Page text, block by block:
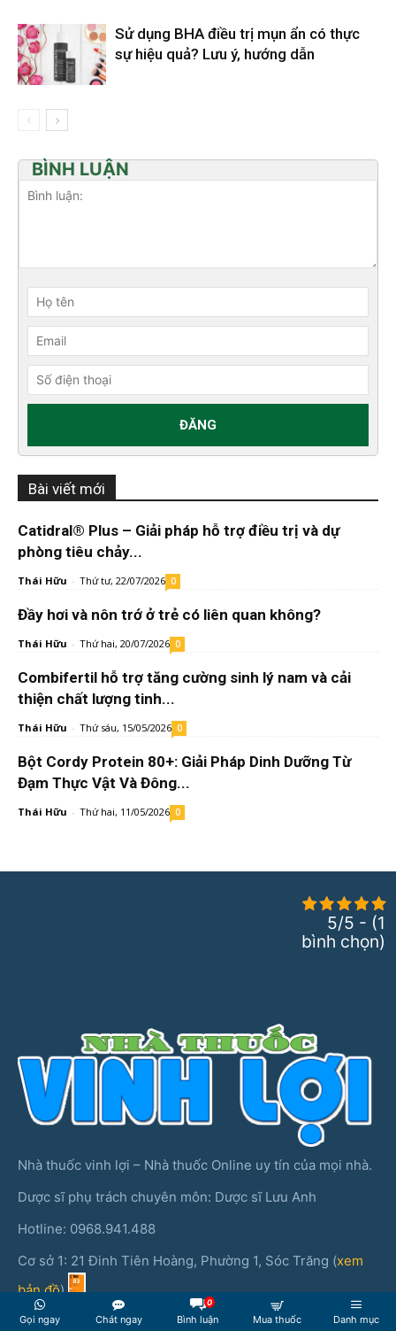
Sử dụng BHA điều trị mụn ẩn có thực
sự hiệu quả? Lưu ý, hướng dẫn
BÌNH LUẬN
Bài viết mới
Catidral® Plus – Giải pháp hỗ trợ điều trị và dự
phòng tiêu chảy...
Thái Hữu - Thứ tư, 22/07/2026 0
Đầy hơi và nôn trớ ở trẻ có liên quan không?
Thái Hữu - Thứ hai, 20/07/2026 0
Combifertil hỗ trợ tăng cường sinh lý nam và cải
thiện chất lượng tinh...
Thái Hữu - Thứ sáu, 15/05/2026 0
Bột Cordy Protein 80+: Giải Pháp Dinh Dưỡng Từ
Đạm Thực Vật Và Đông...
Thái Hữu - Thứ hai, 11/05/2026 0
5/5 - (1
bình chọn)
Nhà thuốc vinh lợi – Nhà thuốc Online uy tín của mọi nhà.
Dược sĩ phụ trách chuyên môn: Dược sĩ Lưu Anh
Hotline: 0968.941.488
Cơ sở 1: 21 Đinh Tiên Hoàng, Phường 1, Sóc Trăng (xem
bản đồ)
Cơ sở 2: 85 Vũ Trọng Phụng, Thanh Xuân, Hà Nội (
xem
Gọi ngay Chát ngay
0
Bình luận Mua thuốc Danh mục